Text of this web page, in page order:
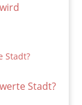
Stadt?